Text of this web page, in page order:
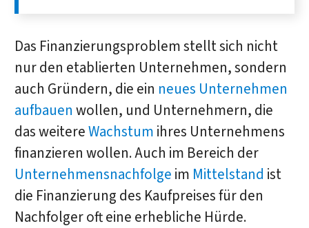
Das Finanzierungsproblem stellt sich nicht
nur den etablierten Unternehmen, sondern
auch Gründern, die ein neues Unternehmen
aufbauen wollen, und Unternehmern, die
das weitereWachstum ihres Unternehmens
finanzieren wollen. Auch im Bereich der
Unternehmensnachfolge im Mittelstand ist
die Finanzierung des Kaufpreises für den
Nachfolger oft eine erhebliche Hürde.